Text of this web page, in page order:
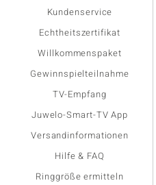
Kundenservice
Echtheitszertifikat
Willkommenspaket
Gewinnspielteilnahme
TV-Empfang
Juwelo-Smart-TV App
Versandinformationen
Hilfe & FAQ
Ringgröße ermitteln